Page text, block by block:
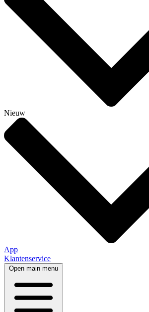
Nieuw
App
Klantenservice
Open main menu